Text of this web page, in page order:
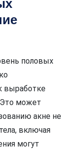
половых
выработке
Это может
акне не
включая
могут